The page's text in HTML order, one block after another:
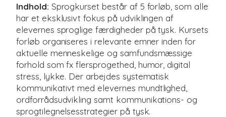
Indhold: Sprogkurset består af 5 forløb, som alle
har et eksklusivt fokus på udviklingen af
elevernes sproglige færdigheder på tysk. Kursets
forløb organiseres i relevante emner inden for
aktuelle menneskelige og samfundsmæssige
forhold som fx flersprogethed, humor, digital
stress, lykke. Der arbejdes systematisk
kommunikativt med elevernes mundtlighed,
ordforrådsudvikling samt kommunikations- og
sprogtilegnelsesstrategier på tysk.